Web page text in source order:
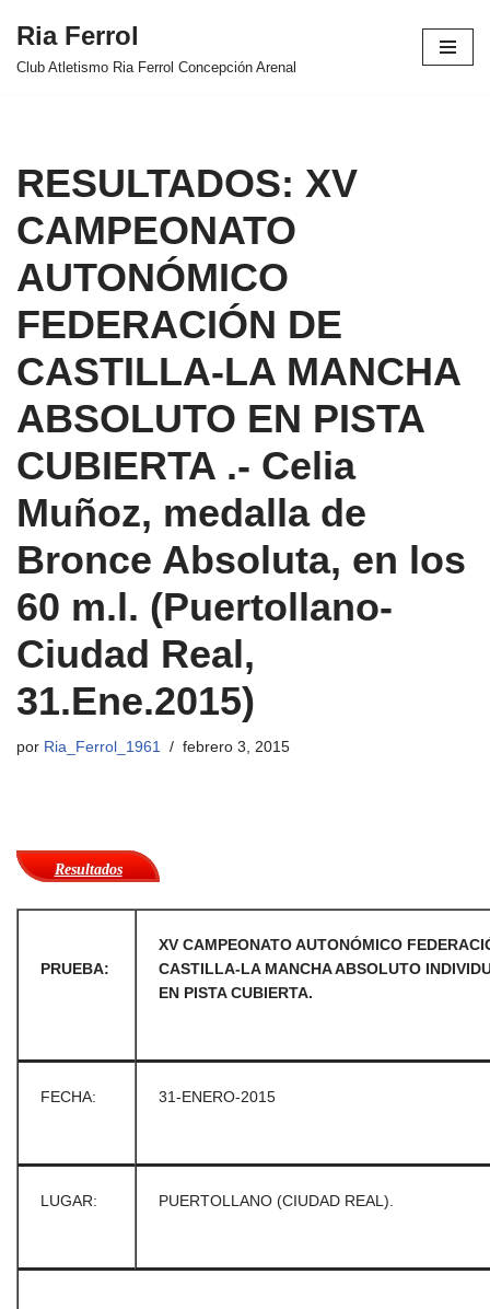
Saltar
Ria Ferrol
Club Atletismo Ria Ferrol Concepción Arenal
RESULTADOS: XV
CAMPEONATO
AUTONÓMICO
FEDERACIÓN DE
CASTILLA-LA MANCHA
ABSOLUTO EN PISTA
CUBIERTA .- Celia
Muñoz, medalla de
Bronce Absoluta, en los
60 m.l. (Puertollano-
Ciudad Real,
31.Ene.2015)
por Ria_Ferrol_1961 febrero 3, 2015
Resultados
PRUEBA:
XV CAMPEONATO AUTONÓMICO
CASTILLA-LA MANCHA ABSOLUTO
EN PISTA CUBIERTA.
FECHA: 31-ENERO-2015
LUGAR: PUERTOLLANO (CIUDAD REAL).